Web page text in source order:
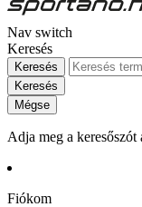
Nav switch
Keresés
Keresés
Keresés
Mégse
Adja meg a keresőszót
Fiókom